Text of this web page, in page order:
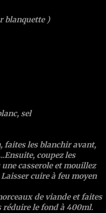
blanquette )
sel
faites les blanchir avant,
coupez les
casserole et mouillez
cuire à feu moyen
de viande et faites
réduire le fond à 400ml.